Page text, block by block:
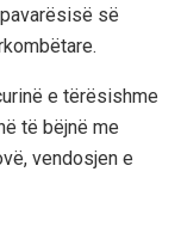
së
e tërësishme
të bëjnë me
vendosjen e